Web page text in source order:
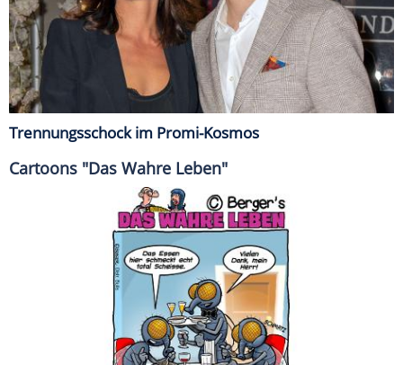
Trennungsschock im Promi-Kosmos
Cartoons "Das Wahre Leben"